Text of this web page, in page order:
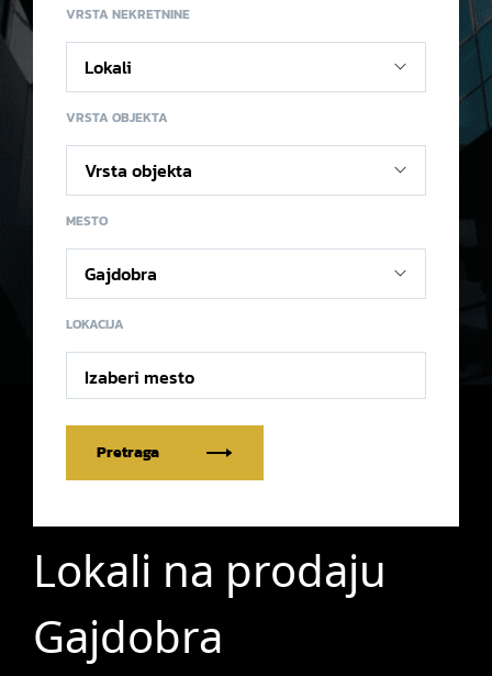
VRSTA NEKRETNINE
VRSTA OBJEKTA
MESTO
LOKACIJA
Izaberi mesto
Pretraga
Lokali na prodaju
Gajdobra